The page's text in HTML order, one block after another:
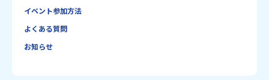
イベント参加方法
よくある質問
お知らせ